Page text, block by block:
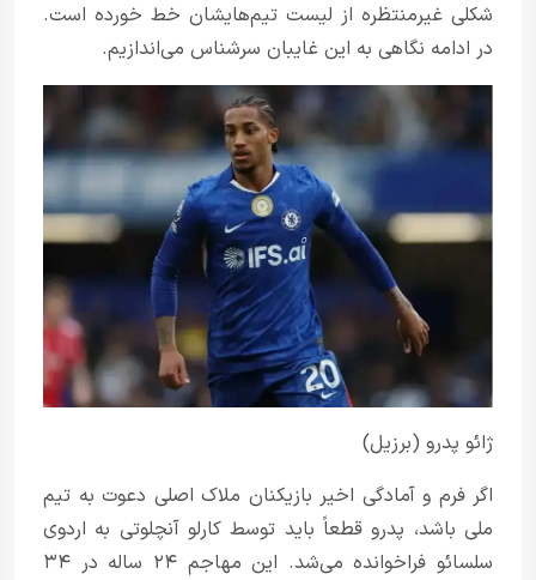
شکلی غیرمنتظره از لیست تیم‌هایشان خط خورده است.
در ادامه نگاهی به این غایبان سرشناس می‌اندازیم.
ژائو پدرو (برزیل)
اگر فرم و آمادگی اخیر بازیکنان ملاک اصلی دعوت به تیم
ملی باشد، پدرو قطعاً باید توسط کارلو آنچلوتی به اردوی
سلسائو فراخوانده می‌شد. این مهاجم ۲۴ ساله در ۳۴